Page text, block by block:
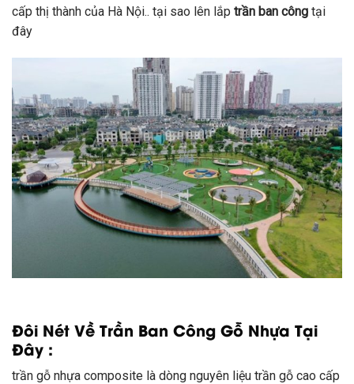
cấp thị thành của Hà Nội.. tại sao lên lắp trần ban công tại
đây
Đôi Nét Về Trần Ban Công Gỗ Nhựa Tại
Đây :
trần gỗ nhựa composite là dòng nguyên liệu trần gỗ cao cấp